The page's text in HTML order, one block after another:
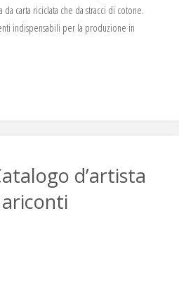
da carta riciclata che da stracci di cotone.
indispensabili per la produzione in
d’artista